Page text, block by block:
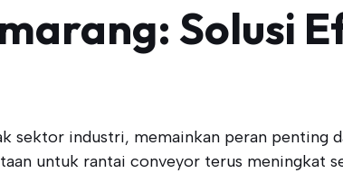
Solusi
sektor industri, memainkan peran penting
untuk rantai conveyor terus meningkat